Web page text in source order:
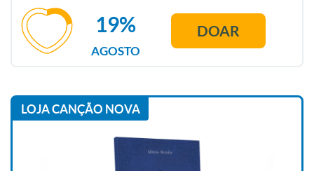
AGOSTO
19% DOAR
LOJA CANÇÃO NOVA